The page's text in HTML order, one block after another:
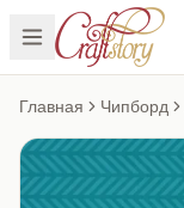
Главная Чипборд